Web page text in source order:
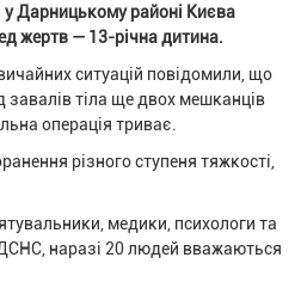
у Дарницькому районі Києва
жертв — 13-річна дитина.
ситуацій повідомили, що
завалів тіла ще двох мешканців
операція триває.
різного ступеня тяжкості,
медики, психологи та
наразі 20 людей вважаються